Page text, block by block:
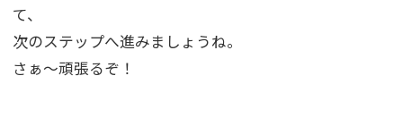
て、
次のステップへ進みましょうね。
さぁ〜頑張るぞ！